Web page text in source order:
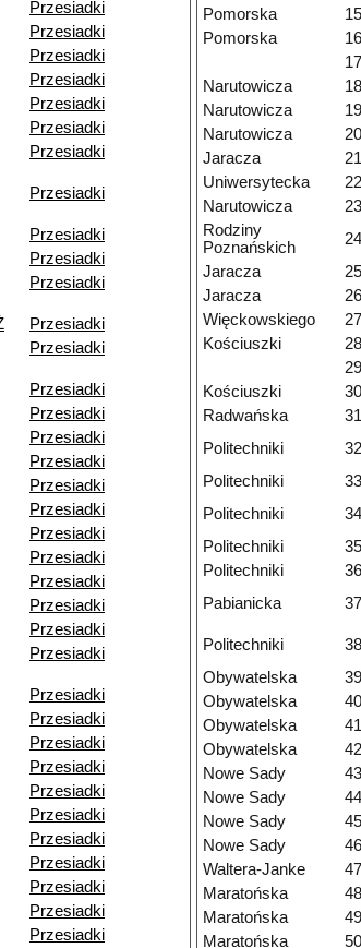
Przesiadki
Przesiadki
Przesiadki
Przesiadki
Przesiadki
Przesiadki
Przesiadki
Przesiadki
Przesiadki
Przesiadki
Przesiadki
Przesiadki
Przesiadki
Przesiadki
Przesiadki
Przesiadki
Przesiadki
Przesiadki
Przesiadki
Przesiadki
Przesiadki
Przesiadki
Przesiadki
Przesiadki
Przesiadki
Przesiadki
Przesiadki
Przesiadki
Przesiadki
Przesiadki
Przesiadki
Przesiadki
Przesiadki
Przesiadki
Przesiadki
Przesiadki
Pomorska
Pomorska
Narutowicza
Narutowicza
Narutowicza
Jaracza
Uniwersytecka
Narutowicza
Rodziny
Poznańskich
Jaracza
Jaracza
Więckowskiego
Kościuszki
Kościuszki
Radwańska
Politechniki
Politechniki
Politechniki
Politechniki
Politechniki
Pabianicka
Politechniki
Obywatelska
Obywatelska
Obywatelska
Obywatelska
Nowe Sady
Nowe Sady
Nowe Sady
Nowe Sady
Waltera-Janke
Maratońska
Maratońska
Maratońska